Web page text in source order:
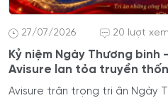
27/07/2026 20 lượt xem
Kỷ niệm Ngày Thương binh
Avisure lan tỏa truyền
Avisure trân trọng tri ân Ngày